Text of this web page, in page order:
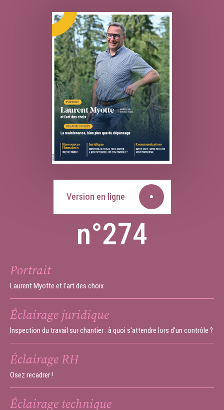
Version en ligne
n°274
Portrait
Laurent Myotte et l’art des choix
Éclairage juridique
Inspection du travail sur chantier : à quoi s'attendre lors d'un contrôle ?
Éclairage RH
Osez recadrer !
Éclairage technique